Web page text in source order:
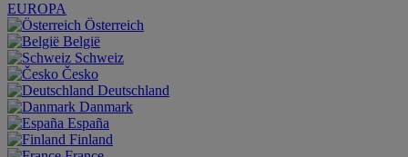
EUROPA
Österreich
België
Schweiz
Česko
Deutschland
Danmark
España
Finland